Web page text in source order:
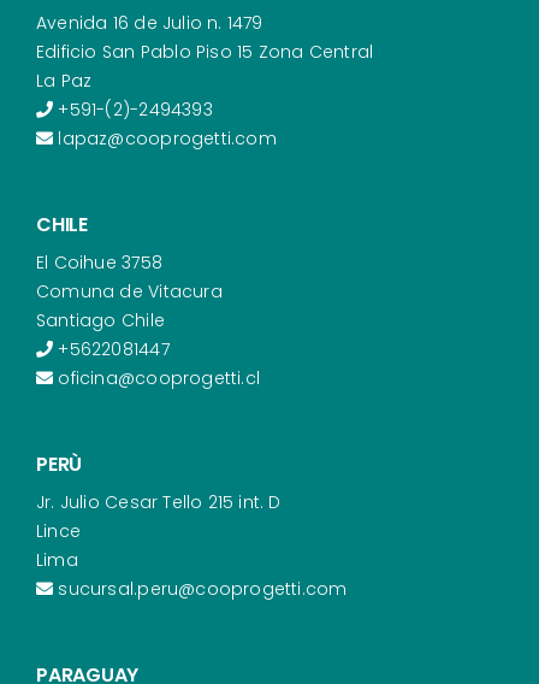
Avenida 16 de Julio n. 1479
Edificio San Pablo Piso 15 Zona Central
La Paz
+591-(2)-2494393
lapaz@cooprogetti.com
CHILE
El Coihue 3758
Comuna de Vitacura
Santiago Chile
+5622081447
oficina@cooprogetti.cl
PERÙ
Jr. Julio Cesar Tello 215 int. D
Lince
Lima
sucursal.peru@cooprogetti.com
PARAGUAY